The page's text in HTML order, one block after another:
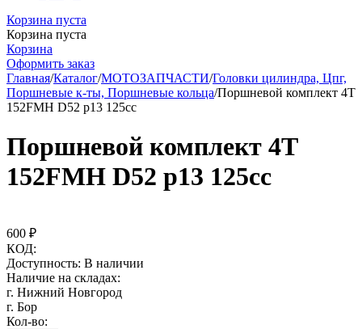
Корзина пуста
Корзина пуста
Корзина
Оформить заказ
Главная/Каталог/МОТОЗАПЧАСТИ/Головки цилиндра, Цпг,
Поршневые к-ты, Поршневые кольца/Поршневой комплект 4Т
152FMH D52 p13 125cc
Поршневой комплект 4Т
152FMH D52 p13 125cc
600 ₽
КОД:
Доступность: В наличии
Наличие на складах:
г. Нижний Новгород
г. Бор
Кол-во: